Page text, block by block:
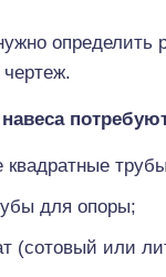
определить
для опоры;
(сотовый или